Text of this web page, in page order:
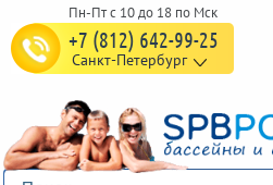
+7 (812) 642-99-25
Санкт-Петербург